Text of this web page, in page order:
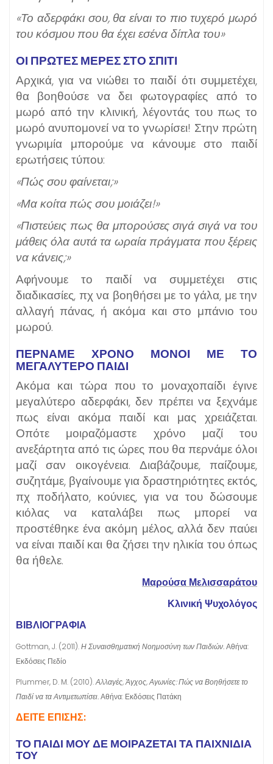
«Το αδερφάκι σου, θα είναι το πιο τυχερό μωρό
του κόσμου που θα έχει εσένα δίπλα του»
ΟΙ ΠΡΩΤΕΣ ΜΕΡΕΣ ΣΤΟ ΣΠΙΤΙ
Αρχικά, για να νιώθει το παιδί ότι συμμετέχει,
θα βοηθούσε να δει φωτογραφίες από το
μωρό από την κλινική, λέγοντάς του πως το
μωρό ανυπομονεί να το γνωρίσει! Στην πρώτη
γνωριμία μπορούμε να κάνουμε στο παιδί
ερωτήσεις τύπου:
«Πώς σου φαίνεται;»
«Μα κοίτα πώς σου μοιάζει!»
«Πιστεύεις πως θα μπορούσες σιγά σιγά να του
μάθεις όλα αυτά τα ωραία πράγματα που ξέρεις
να κάνεις;»
Αφήνουμε το παιδί να συμμετέχει στις
διαδικασίες, πχ να βοηθήσει με το γάλα, με την
αλλαγή πάνας, ή ακόμα και στο μπάνιο του
μωρού.
ΠΕΡΝΑΜΕ ΧΡΟΝΟ ΜΟΝΟΙ ΜΕ ΤΟ
ΜΕΓΑΛΥΤΕΡΟ ΠΑΙΔΙ
Ακόμα και τώρα που το μοναχοπαίδι έγινε
μεγαλύτερο αδερφάκι, δεν πρέπει να ξεχνάμε
πως είναι ακόμα παιδί και μας χρειάζεται.
Οπότε μοιραζόμαστε χρόνο μαζί του
ανεξάρτητα από τις ώρες που θα περνάμε όλοι
μαζί σαν οικογένεια. Διαβάζουμε, παίζουμε,
συζητάμε, βγαίνουμε για δραστηριότητες εκτός,
πχ ποδήλατο, κούνιες, για να του δώσουμε
κιόλας να καταλάβει πως μπορεί να
προστέθηκε ένα ακόμη μέλος, αλλά δεν παύει
να είναι παιδί και θα ζήσει την ηλικία του όπως
θα ήθελε.
Μαρούσα Μελισσαράτου
Κλινική Ψυχολόγος
ΒΙΒΛΙΟΓΡΑΦΙΑ
Gottman, J. (2011).Η Συναισθηματική Νοημοσύνη των Παιδιών.Αθήνα:
Εκδόσεις Πεδίο
Plummer, D. M. (2010).Αλλαγές, Άγχος, Αγωνίες: Πώς να Βοηθήσετε το
Παιδί να τα Αντιμετωπίσει.Αθήνα: Εκδόσεις Πατάκη
ΔΕΙΤΕ ΕΠΙΣΗΣ:
ΤΟ ΠΑΙΔΙ ΜΟΥ ΔΕ ΜΟΙΡΑΖΕΤΑΙ ΤΑ ΠΑΙΧΝΙΔΙΑ
ΤΟΥ